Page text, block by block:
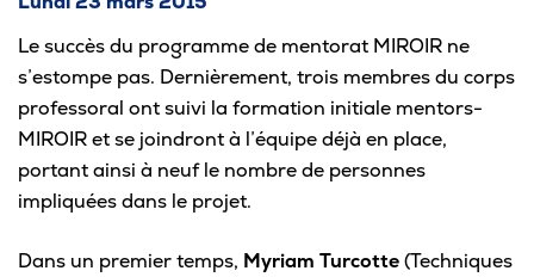
Carrière
Pour les entreprises
Le cégep
Le succès du programme de mentorat MIROIR ne
s’estompe pas. Dernièrement, trois membres du corps
professoral ont suivi la formation initiale mentors-
MIROIR et se joindront à l’équipe déjà en place,
portant ainsi à neuf le nombre de personnes
impliquées dans le projet.
Dans un premier temps, Myriam Turcotte(Techniques